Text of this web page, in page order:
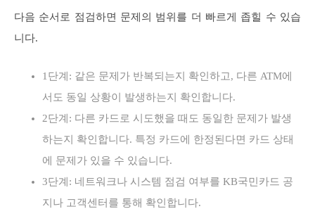
다음 순서로 점검하면 문제의 범위를 더 빠르게 좁힐 수 있습
니다.
1단계: 같은 문제가 반복되는지 확인하고, 다른 ATM에
서도 동일 상황이 발생하는지 확인합니다.
2단계: 다른 카드로 시도했을 때도 동일한 문제가 발생
하는지 확인합니다. 특정 카드에 한정된다면 카드 상태
에 문제가 있을 수 있습니다.
3단계: 네트워크나 시스템 점검 여부를 KB국민카드 공
지나 고객센터를 통해 확인합니다.